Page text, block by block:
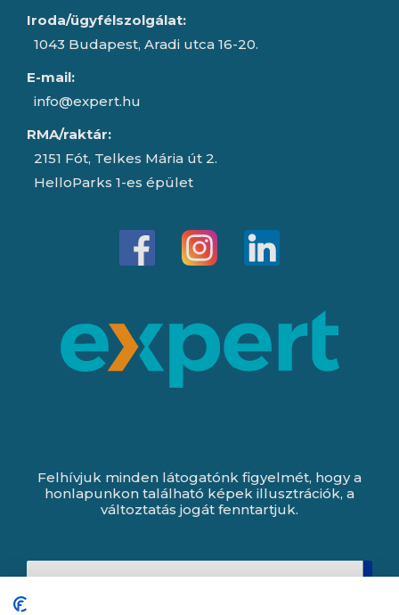
Iroda/ügyfélszolgálat:
1043 Budapest, Aradi utca 16-20.
E-mail:
info@expert.hu
RMA/raktár:
2151 Fót, Telkes Mária út 2.
HelloParks 1-es épület
Felhívjuk minden látogatónk figyelmét, hogy a
honlapunkon található képek illusztrációk, a
változtatás jogát fenntartjuk.